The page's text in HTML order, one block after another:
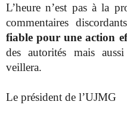
L’heure n’est pas à la
commentaires
fiable pour une action
des autorités mais
veillera.
Le président de l’UJMG